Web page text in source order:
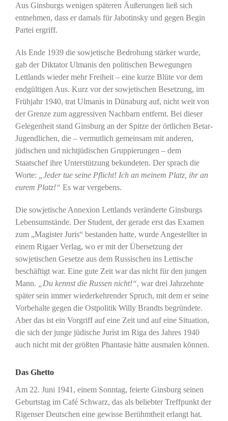
Aus Ginsburgs wenigen späteren Äußerungen ließ sich
entnehmen, dass er damals für Jabotinsky und gegen Begin
Partei ergriff.
Als Ende 1939 die sowjetische Bedrohung stärker wurde,
gab der Diktator Ulmanis den politischen Bewegungen
Lettlands wieder mehr Freiheit – eine kurze Blüte vor dem
endgültigen Aus. Kurz vor der sowjetischen Besetzung, im
Frühjahr 1940, trat Ulmanis in Dünaburg auf, nicht weit von
der Grenze zum aggressiven Nachbarn entfernt. Bei dieser
Gelegenheit stand Ginsburg an der Spitze der örtlichen Betar-
Jugendlichen, die – vermutlich gemeinsam mit anderen,
jüdischen und nichtjüdischen Gruppierungen – dem
Staatschef ihre Unterstützung bekundeten. Der sprach die
Worte:
„Jeder tue seine Pflicht! Ich an meinem Platz, ihr an
eurem Platz!“ Es war vergebens.
Die sowjetische Annexion Lettlands veränderte Ginsburgs
Lebensumstände. Der Student, der gerade erst das Examen
zum „Magister Juris“ bestanden hatte, wurde Angestellter in
einem Rigaer Verlag, wo er mit der Übersetzung der
sowjetischen Gesetze aus dem Russischen ins Lettische
beschäftigt war. Eine gute Zeit war das nicht für den jungen
Mann.
„Du kennst die Russen nicht!“, war drei Jahrzehnte
später sein immer wiederkehrender Spruch, mit dem er seine
Vorbehalte gegen die Ostpolitik Willy Brandts begründete.
Aber das ist ein Vorgriff auf eine Zeit und auf eine Situation,
die sich der junge jüdische Jurist im Riga des Jahres 1940
auch nicht mit der größten Phantasie hätte ausmalen können.
Das Ghetto
Am 22. Juni 1941, einem Sonntag, feierte Ginsburg seinen
Geburtstag im Café Schwarz, das als beliebter Treffpunkt der
Rigenser Deutschen eine gewisse Berühmtheit erlangt hat.